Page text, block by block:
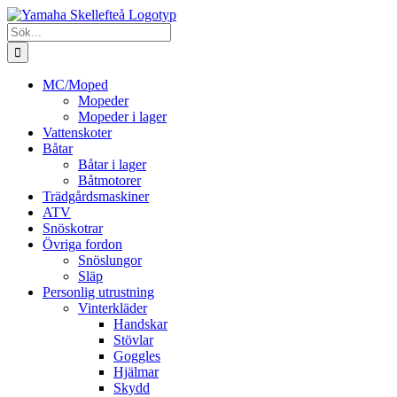
Fortsätt
till
innehållet
Sök
efter:
MC/Moped
Mopeder
Mopeder i lager
Vattenskoter
Båtar
Båtar i lager
Båtmotorer
Trädgårdsmaskiner
ATV
Snöskotrar
Övriga fordon
Snöslungor
Släp
Personlig utrustning
Vinterkläder
Handskar
Stövlar
Goggles
Hjälmar
Skydd